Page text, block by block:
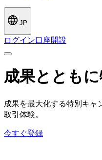
JP
ログイン口座開設
成果とともに
成果を最大化する特別キャ
取引体験。
今すぐ登録